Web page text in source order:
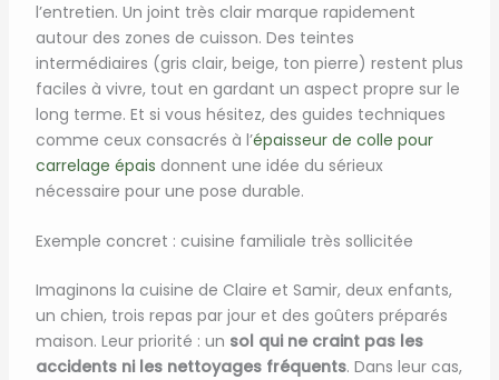
l’entretien. Un joint très clair marque rapidement
autour des zones de cuisson. Des teintes
intermédiaires (gris clair, beige, ton pierre) restent plus
faciles à vivre, tout en gardant un aspect propre sur le
long terme. Et si vous hésitez, des guides techniques
comme ceux consacrés à l’épaisseur de colle pour
carrelage épais donnent une idée du sérieux
nécessaire pour une pose durable.
Exemple concret : cuisine familiale très sollicitée
Imaginons la cuisine de Claire et Samir, deux enfants,
un chien, trois repas par jour et des goûters préparés
maison. Leur priorité : un sol qui ne craint pas les
accidents ni les nettoyages fréquents. Dans leur cas,